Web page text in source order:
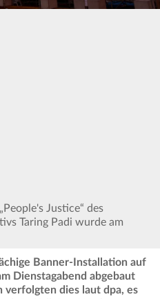
Justice“ des
Taring Padi wurde am
Banner-Installation auf
Dienstagabend abgebaut
verfolgten dies laut dpa, es